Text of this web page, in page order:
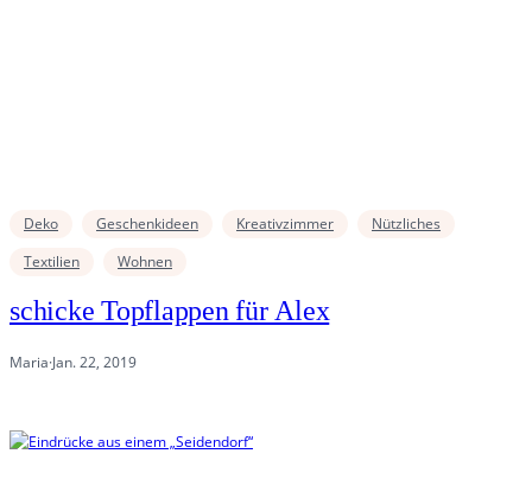
Deko Geschenkideen Kreativzimmer
Nützliches
Textilien
Wohnen
schicke Topflappen für Alex
Maria·Jan. 22, 2019